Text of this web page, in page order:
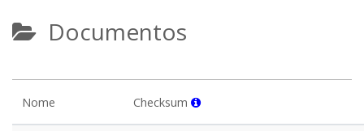
Documentos
Nome Checksum